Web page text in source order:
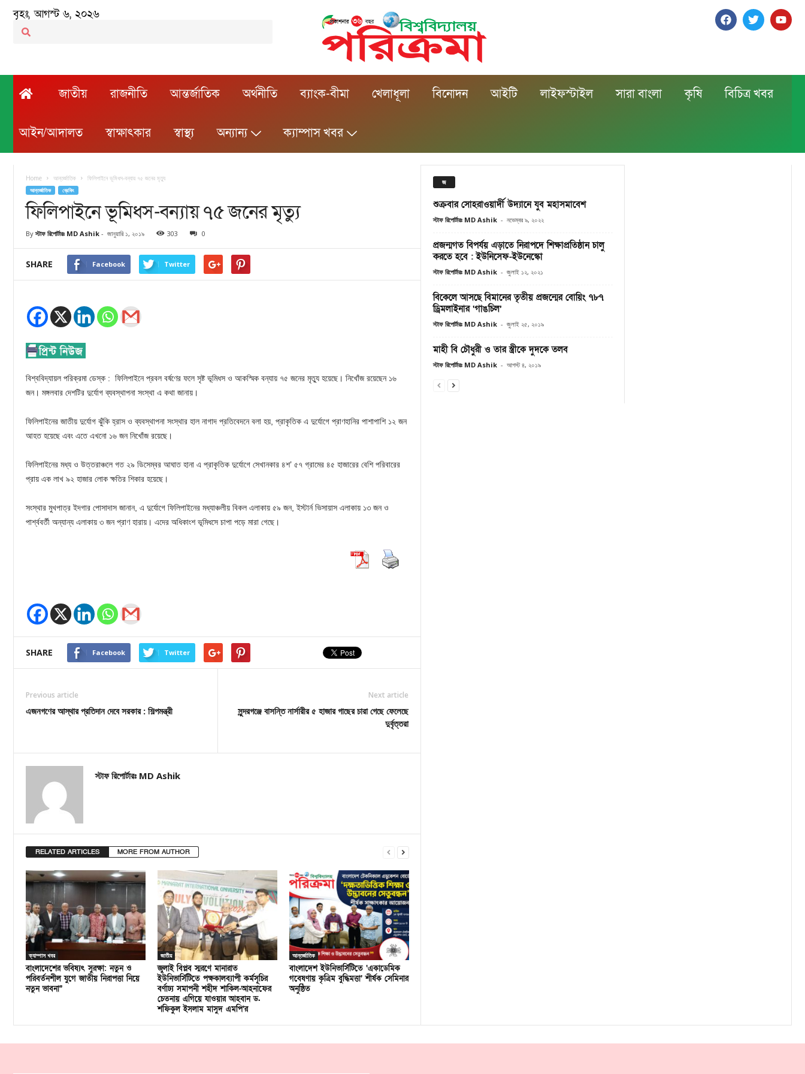
বৃহঃ, আগস্ট ৬, ২০২৬
জাতীয় রাজনীতি আন্তর্জাতিক অর্থনীতি ব্যাংক-বীমা খেলাধূলা বিনোদন আইটি লাইফস্টাইল সারা বাংলা কৃষি বিচিত্র খবর
আইন/আদালত স্বাক্ষাৎকার স্বাস্থ্য অন্যান্য ক্যাম্পাস খবর
Home আন্তর্জাতিক ফিলিপাইনে ভূমিধস-বন্যায় ৭৫ জনের মৃত্যু
আন্তর্জাতিক ব্রেকিং
ফিলিপাইনে ভূমিধস-বন্যায় ৭৫ জনের মৃত্যু
By স্টাফ রিপোর্টারঃ MD Ashik - জানুয়ারি ১, ২০১৯ 303 0
SHARE Facebook Twitter
বিশ্ববিদ্যায়ল পরিক্রমা ডেস্ক : ফিলিপাইনে প্রবল বর্ষণের ফলে সৃষ্ট ভূমিধস ও আকস্মিক বন্যায় ৭৫ জনের মৃত্যু হয়েছে। নিখোঁজ রয়েছেন ১৬
জন। মঙ্গলবার দেশটির দুর্যোগ ব্যবস্থাপনা সংস্থা এ কথা জানায়।
ফিলিপাইনের জাতীয় দুর্যোগ ঝুঁকি হ্রাস ও ব্যবস্থাপনা সংস্থার হাল নাগাদ প্রতিবেদনে বলা হয়, প্রাকৃতিক এ দুর্যোগে প্রাণহানির পাশাপাশি ১২ জন
আহত হয়েছে এবং এতে এখনো ১৬ জন নিখোঁজ রয়েছে।
ফিলিপাইনের মধ্য ও উত্তরাঞ্চলে গত ২৯ ডিসেম্বর আঘাত হানা এ প্রাকৃতিক দুর্যোগে সেখানকার ৪শ’ ৫৭ গ্রামের ৪৫ হাজারের বেশি পরিবারের
প্রায় এক লাখ ৯২ হাজার লোক ক্ষতির শিকার হয়েছে।
সংস্থার মুখপাত্র ইদগার পোসাদাস জানান, এ দুর্যোগে ফিলিপাইনের মধ্যাঞ্চলীয় বিকল এলাকায় ৫৯ জন, ইস্টার্ন ভিসায়াস এলাকায় ১৩ জন ও
পার্শ্ববর্তী অন্যান্য এলাকায় ৩ জন প্রাণ হারায়। এদের অধিকাংশ ভূমিধসে চাপা পড়ে মারা গেছে।
SHARE Facebook Twitter
Previous article
এজনগণের আস্থার প্রতিদান দেবে সরকার : শিল্পমন্ত্রী
Next article
সুন্দরগঞ্জে বাসন্তি নার্সারীর ৫ হাজার গাছের চারা গেছে ফেলেছে
দুর্বৃত্তরা
স্টাফ রিপোর্টারঃ MD Ashik
RELATED ARTICLES MORE FROM AUTHOR
ক্যাম্পাস খবর
বাংলাদেশের ভবিষ্যৎ সুরক্ষা: নতুন ও
পরিবর্তনশীল যুগে জাতীয় নিরাপত্তা নিয়ে
নতুন ভাবনা”
জাতীয়
জুলাই বিপ্লব স্মরণে মানারাত
ইউনিভার্সিটিতে পক্ষকালব্যাপী কর্মসূচির
বর্ণাঢ্য সমাপনী শহীদ শাকিল-আহনাফের
চেতনায় এগিয়ে যাওয়ার আহবান ড.
শফিকুল ইসলাম মাসুদ এমপি’র
আন্তর্জাতিক
বাংলাদেশ ইউনিভার্সিটিতে ‘একাডেমিক
গবেষণায় কৃত্রিম বুদ্ধিমত্তা’ শীর্ষক সেমিনার
অনুষ্ঠিত
জ
শুক্রবার সোহরাওয়ার্দী উদ্যানে যুব মহাসমাবেশ
স্টাফ রিপোর্টারঃ MD Ashik - নভেম্বর ৯, ২০২২
প্রজন্মগত বিপর্যয় এড়াতে নিরাপদে শিক্ষাপ্রতিষ্ঠান চালু
করতে হবে : ইউনিসেফ-ইউনেস্কো
স্টাফ রিপোর্টারঃ MD Ashik - জুলাই ১২, ২০২১
বিকেলে আসছে বিমানের তৃতীয় প্রজন্মের বোয়িং ৭৮৭
ড্রিমলাইনার ‘গাঙচিল’
স্টাফ রিপোর্টারঃ MD Ashik - জুলাই ২৫, ২০১৯
মাহী বি চৌধুরী ও তার স্ত্রীকে দুদকে তলব
স্টাফ রিপোর্টারঃ MD Ashik - আগস্ট ৪, ২০১৯